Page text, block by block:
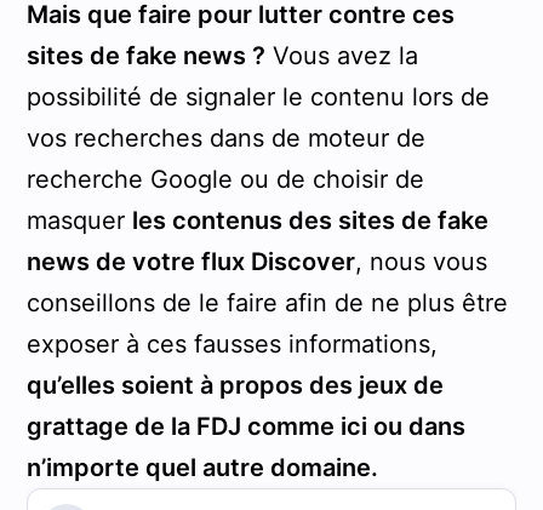
Mais que faire pour lutter contre ces
sites de fake news ? Vous avez la
possibilité de signaler le contenu lors de
vos recherches dans de moteur de
recherche Google ou de choisir de
masquer les contenus des sites de fake
news de votre flux Discover, nous vous
conseillons de le faire afin de ne plus être
exposer à ces fausses informations,
qu’elles soient à propos des jeux de
grattage de la FDJ comme ici ou dans
n’importe quel autre domaine.